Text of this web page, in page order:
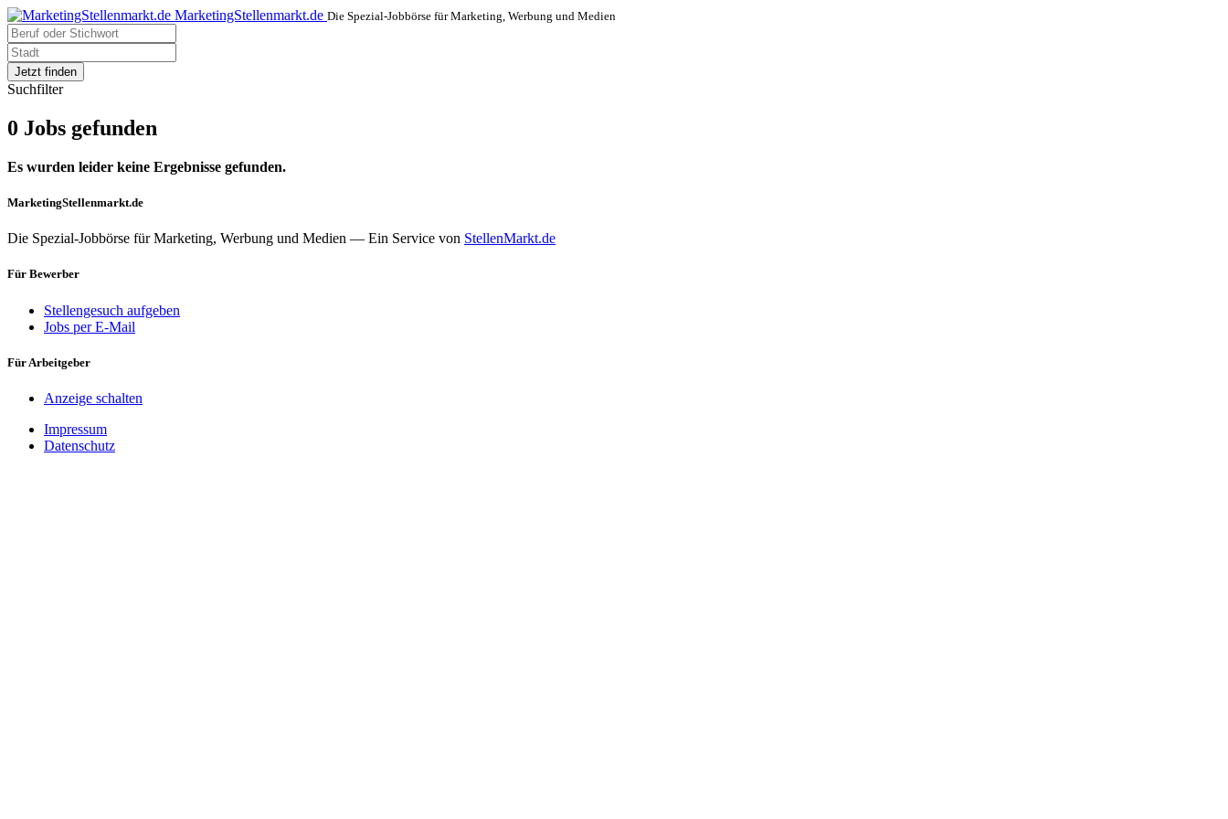
MarketingStellenmarkt.de Die Spezial-Jobbörse für Marketing, Werbung und Medien
Jetzt finden
Suchfilter
0 Jobs gefunden
Es wurden leider keine Ergebnisse gefunden.
MarketingStellenmarkt.de
Die Spezial-Jobbörse für Marketing, Werbung und Medien — Ein Service von StellenMarkt.de
Für Bewerber
Stellengesuch aufgeben
Jobs per E-Mail
Für Arbeitgeber
Anzeige schalten
Impressum
Datenschutz